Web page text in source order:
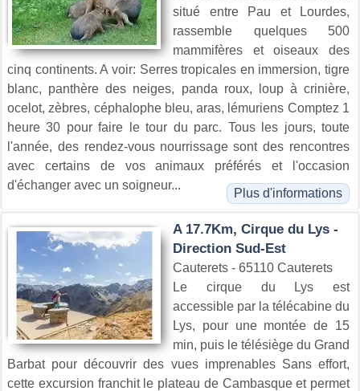
situé entre Pau et Lourdes,
rassemble quelques 500
mammifères et oiseaux des
cinq continents. A voir: Serres tropicales en immersion, tigre
blanc, panthère des neiges, panda roux, loup à crinière,
ocelot, zèbres, céphalophe bleu, aras, lémuriens Comptez 1
heure 30 pour faire le tour du parc. Tous les jours, toute
l'année, des rendez-vous nourrissage sont des rencontres
avec certains de vos animaux préférés et l'occasion
d'échanger avec un soigneur...
Plus d'informations
A 17.7Km, Cirque du Lys -
Direction Sud-Est
Cauterets - 65110 Cauterets
Le cirque du Lys est
accessible par la télécabine du
Lys, pour une montée de 15
min, puis le télésiège du Grand
Barbat pour découvrir des vues imprenables Sans effort,
cette excursion franchit le plateau de Cambasque et permet